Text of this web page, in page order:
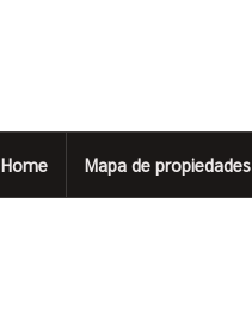
Home Mapa de propiedades